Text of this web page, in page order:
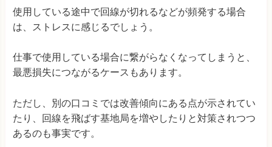
使用している途中で回線が切れるなどが頻発する場合
は、ストレスに感じるでしょう。
仕事で使用している場合に繋がらなくなってしまうと、
最悪損失につながるケースもあります。
ただし、別の口コミでは改善傾向にある点が示されてい
たり、回線を飛ばす基地局を増やしたりと対策されつつ
あるのも事実です。